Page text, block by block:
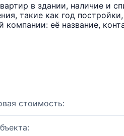
в здании, наличие и
такие как год
её название,
стоимость: